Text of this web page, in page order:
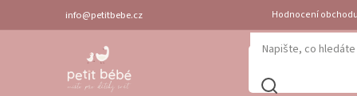
info@petitbebe.cz Hodnocení obchodu